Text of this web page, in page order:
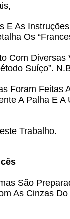
E As
Os
Com Diversas
Suíço”.
Foram Feitas
A Palha E A
Trabalho.
São
As Cinzas Do